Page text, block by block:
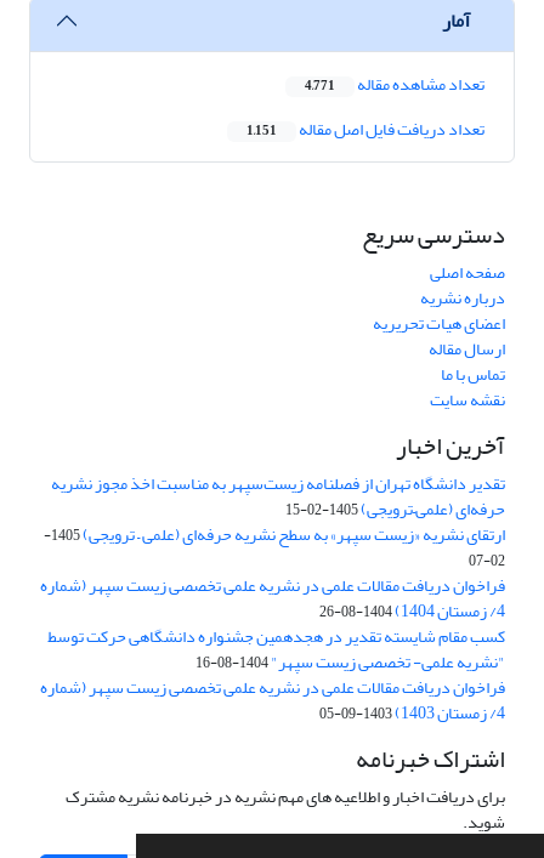
آمار
تعداد مشاهده مقاله 4,771
تعداد دریافت فایل اصل مقاله 1,151
دسترسی سریع
صفحه اصلی
درباره نشریه
اعضای هیات تحریریه
ارسال مقاله
تماس با ما
نقشه سایت
آخرین اخبار
تقدیر دانشگاه تهران از فصلنامه زیست‌سپهر به مناسبت اخذ مجوز نشریه
حرفه‌ای (علمی–ترویجی)1405-02-15
ارتقای نشریه «زیست‌ سپهر» به سطح نشریه حرفه‌ای (علمی – ترویجی)
1405-
02-07
فراخوان دریافت مقالات علمی در نشریه علمی تخصصی زیست سپهر (شماره
4/ زمستان 1404) 1404-08-26
کسب مقام شایسته تقدیر در هجدهمین جشنواره دانشگاهی حرکت توسط
"نشریه علمی- تخصصی زیست سپهر"1404-08-16
فراخوان دریافت مقالات علمی در نشریه علمی تخصصی زیست سپهر (شماره
4/ زمستان 1403) 1403-09-05
اشتراک خبرنامه
برای دریافت اخبار و اطلاعیه های مهم نشریه در خبرنامه نشریه مشترک
شوید.